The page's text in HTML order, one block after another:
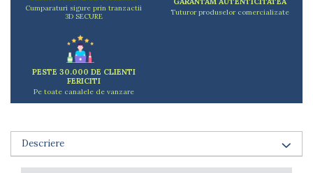
Arzatoare
Cantare de bucatarie
Dispesere detergent
Odorizant frigider
Seturi cutite
Ustensile de masurat
Ustensile fragezire carne
Cumparaturi sigure prin tranzactii
3D SECURE
Tuturor produselor comercializate
PESTE 30.000 DE CLIENTI
FERICITI
Pe toate canalele de vanzare
Descriere